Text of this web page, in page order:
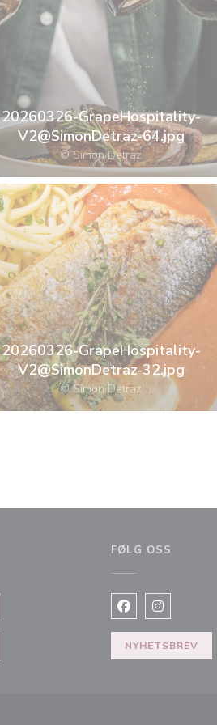
20260326-GrapeHospitality-
V2@SimonDetraz-64.jpg
© Simon Detraz
20260326-GrapeHospitality-
V2@SimonDetraz-32.jpg
© Simon Detraz
FØLG OSS
FacebookInstagram
NYHETSBREV